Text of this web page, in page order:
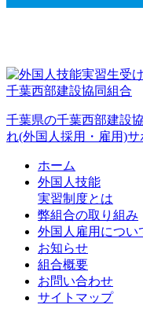
千葉県の千葉西部建設
れ(外国人採用・雇用)サ
ホーム
外国人技能
実習制度とは
弊組合の取り組み
外国人雇用につい
お知らせ
組合概要
お問い合わせ
サイトマップ